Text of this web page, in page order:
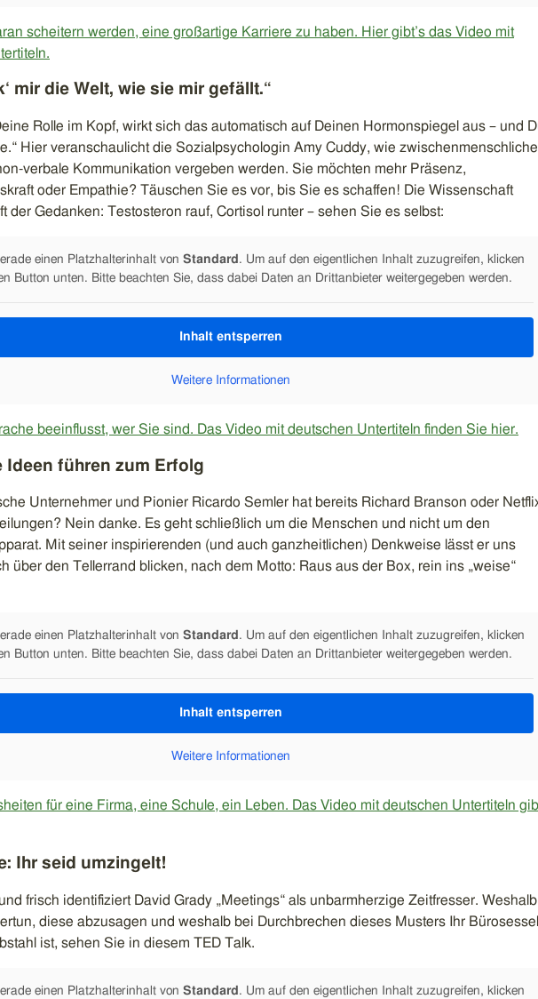
scheitern werden, eine großartige Karriere zu haben. Hier gibt’s das Video mit
mir die Welt, wie sie mir gefällt.“
Rolle im Kopf, wirkt sich das automatisch auf Deinen Hormonspiegel aus – und
Hier veranschaulicht die Sozialpsychologin Amy Cuddy, wie zwischenmenschliche
verbale Kommunikation vergeben werden. Sie möchten mehr Präsenz,
oder Empathie? Täuschen Sie es vor, bis Sie es schaffen! Die Wissenschaft
der Gedanken: Testosteron rauf, Cortisol runter – sehen Sie es selbst:
einen Platzhalterinhalt von Standard . Um auf den eigentlichen Inhalt zuzugreifen, klicken
Button unten. Bitte beachten Sie, dass dabei Daten an Drittanbieter weitergegeben werden.
Inhalt entsperren
Weitere Informationen
beeinflusst, wer Sie sind. Das Video mit deutschen Untertiteln finden Sie hier.
Ideen führen zum Erfolg
Unternehmer und Pionier Ricardo Semler hat bereits Richard Branson oder
Nein danke. Es geht schließlich um die Menschen und nicht um den
Mit seiner inspirierenden (und auch ganzheitlichen) Denkweise lässt er uns
über den Tellerrand blicken, nach dem Motto: Raus aus der Box, rein ins „weise“
einen Platzhalterinhalt von Standard . Um auf den eigentlichen Inhalt zuzugreifen, klicken
Button unten. Bitte beachten Sie, dass dabei Daten an Drittanbieter weitergegeben werden.
Inhalt entsperren
Weitere Informationen
für eine Firma, eine Schule, ein Leben. Das Video mit deutschen Untertiteln
Ihr seid umzingelt!
frisch identifiziert David Grady „Meetings“ als unbarmherzige Zeitfresser. Weshalb
diese abzusagen und weshalb bei Durchbrechen dieses Musters Ihr Bürosessel
ist, sehen Sie in diesem TED Talk.
einen Platzhalterinhalt von Standard . Um auf den eigentlichen Inhalt zuzugreifen, klicken